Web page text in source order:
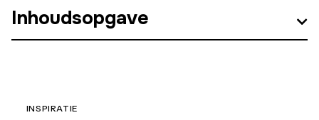
Inhoudsopgave
INSPIRATIE